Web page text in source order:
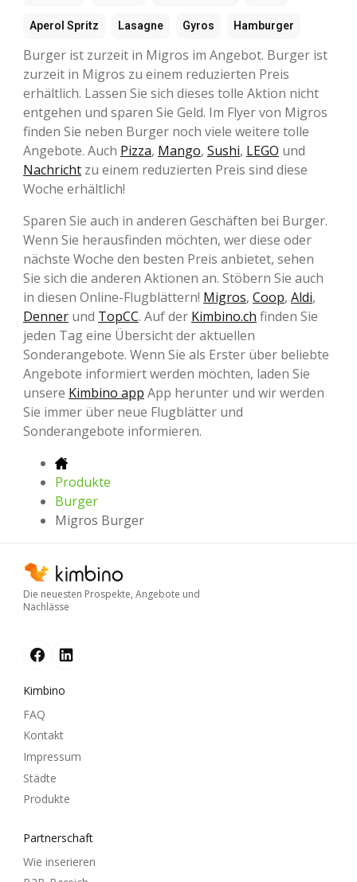
Aperol Spritz Lasagne Gyros Hamburger
Burger ist zurzeit in Migros im Angebot. Burger ist
zurzeit in Migros zu einem reduzierten Preis
erhältlich. Lassen Sie sich dieses tolle Aktion nicht
entgehen und sparen Sie Geld. Im Flyer von Migros
finden Sie neben Burger noch viele weitere tolle
Angebote. Auch Pizza, Mango, Sushi, LEGO und
Nachricht zu einem reduzierten Preis sind diese
Woche erhältlich!
Sparen Sie auch in anderen Geschäften bei Burger.
Wenn Sie herausfinden möchten, wer diese oder
nächste Woche den besten Preis anbietet, sehen
Sie sich die anderen Aktionen an. Stöbern Sie auch
in diesen Online-Flugblättern! Migros, Coop, Aldi,
Denner und TopCC. Auf der Kimbino.ch finden Sie
jeden Tag eine Übersicht der aktuellen
Sonderangebote. Wenn Sie als Erster über beliebte
Angebote informiert werden möchten, laden Sie
unsere Kimbino app App herunter und wir werden
Sie immer über neue Flugblätter und
Sonderangebote informieren.
Produkte
Burger
Migros Burger
Die neuesten Prospekte, Angebote und
Nachlässe
Kimbino
FAQ
Kontakt
Impressum
Städte
Produkte
Partnerschaft
Wie inserieren